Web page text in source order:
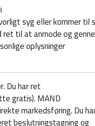
syg eller kommer til
ret til at anmode og
oplysninger
Du har ret
gratis). MAND
markedsføring. Du
beslutningstagning og